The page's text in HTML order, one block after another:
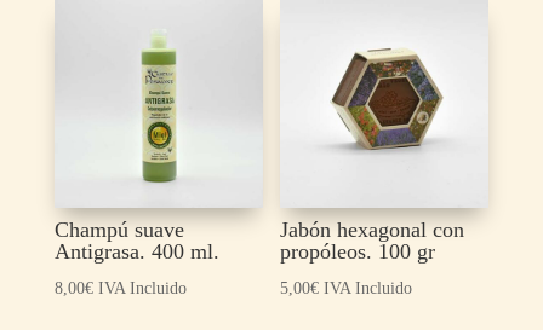
Champú suave
Antigrasa. 400 ml.
8,00€ IVA Incluido
Jabón hexagonal con
propóleos. 100 gr
5,00€ IVA Incluido